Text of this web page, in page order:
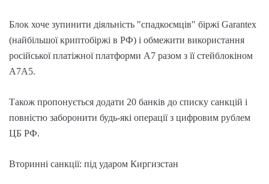
Блок хоче зупинити діяльність "спадкоємців" біржі Garantex
(найбільшої криптобіржі в РФ) і обмежити використання
російської платіжної платформи A7 разом з її стейблокіном
A7A5.
Також пропонується додати 20 банків до списку санкцій і
повністю заборонити будь-які операції з цифровим рублем
ЦБ РФ.
Вторинні санкції: під ударом Киргизстан